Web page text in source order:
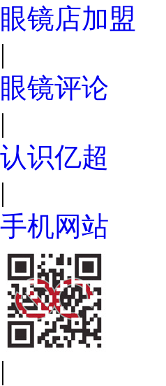
眼镜店加盟
|
眼镜评论
|
认识亿超
|
手机网站
|